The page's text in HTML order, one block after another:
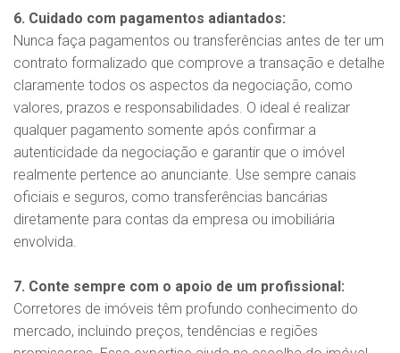
6. Cuidado com pagamentos adiantados:
Nunca faça pagamentos ou transferências antes de ter um
contrato formalizado que comprove a transação e detalhe
claramente todos os aspectos da negociação, como
valores, prazos e responsabilidades. O ideal é realizar
qualquer pagamento somente após confirmar a
autenticidade da negociação e garantir que o imóvel
realmente pertence ao anunciante. Use sempre canais
oficiais e seguros, como transferências bancárias
diretamente para contas da empresa ou imobiliária
envolvida.
7. Conte sempre com o apoio de um profissional:
Corretores de imóveis têm profundo conhecimento do
mercado, incluindo preços, tendências e regiões